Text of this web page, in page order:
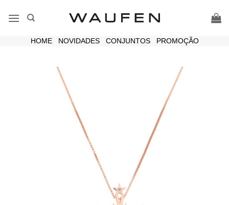
HOME| NOVIDADES| CONJUNTOS| PROMOÇÃO